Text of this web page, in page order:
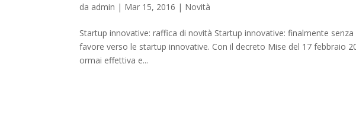
da admin | Mar 15, 2016 | Novità
Startup innovative: raffica di novità Startup innovative: finalmente
favore verso le startup innovative. Con il decreto Mise del 17 febbraio
ormai effettiva e...